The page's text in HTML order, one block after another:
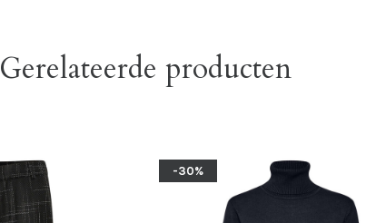
Gerelateerde producten
-30%